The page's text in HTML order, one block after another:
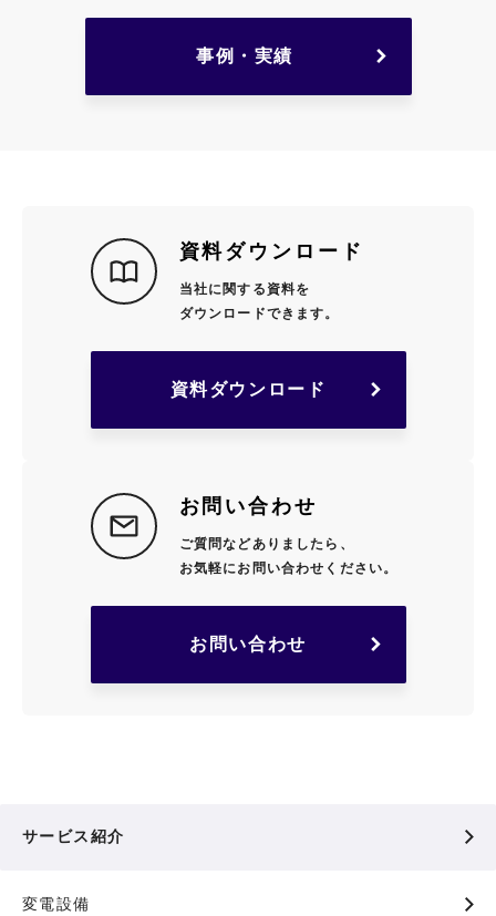
事例・実績
資料ダウンロード
当社に関する資料を
ダウンロードできます。
資料ダウンロード
お問い合わせ
ご質問などありましたら、
お気軽にお問い合わせください。
お問い合わせ
サービス紹介
変電設備